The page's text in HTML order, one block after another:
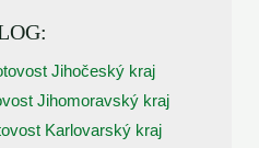
Jihočeský kraj
Jihomoravský kraj
Karlovarský kraj